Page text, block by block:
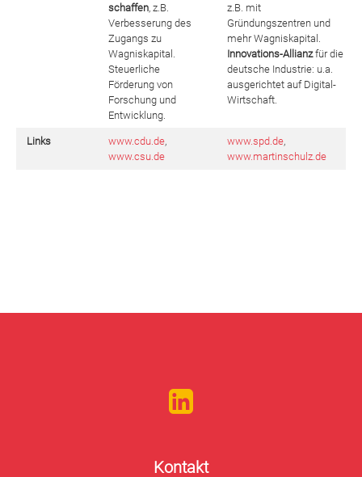
schaffen, z.B.
Verbesserung des
Zugangs zu
Wagniskapital.
Steuerliche
Förderung von
Forschung und
Entwicklung.
z.B. mit
Gründungszentren und
mehr Wagniskapital.
Innovations-Allianzfür die
deutsche Industrie: u.a.
ausgerichtet auf Digital-
Wirtschaft.
Links www.cdu.de,
www.csu.de
www.spd.de,
www.martinschulz.de
Kontakt